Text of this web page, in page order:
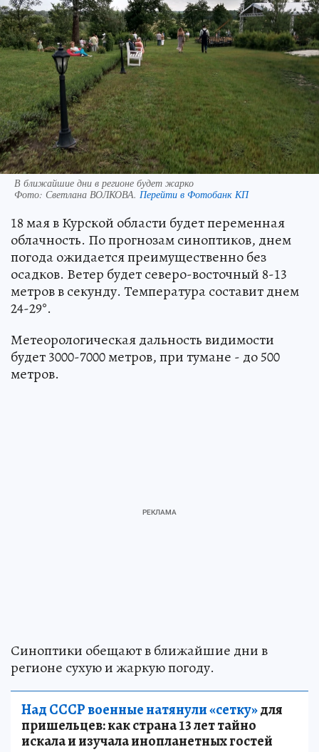
В ближайшие дни в регионе будет жарко
Фото: Светлана ВОЛКОВА. Перейти в Фотобанк КП
18 мая в Курской области будет переменная
облачность. По прогнозам синоптиков, днем
погода ожидается преимущественно без
осадков. Ветер будет северо-восточный 8-13
метров в секунду. Температура составит днем
24-29°.
Метеорологическая дальность видимости
будет 3000-7000 метров, при тумане - до 500
метров.
Синоптики обещают в ближайшие дни в
регионе сухую и жаркую погоду.
Над СССР военные натянули «сетку»для
пришельцев: как страна 13 лет тайно
искала и изучала инопланетных гостей